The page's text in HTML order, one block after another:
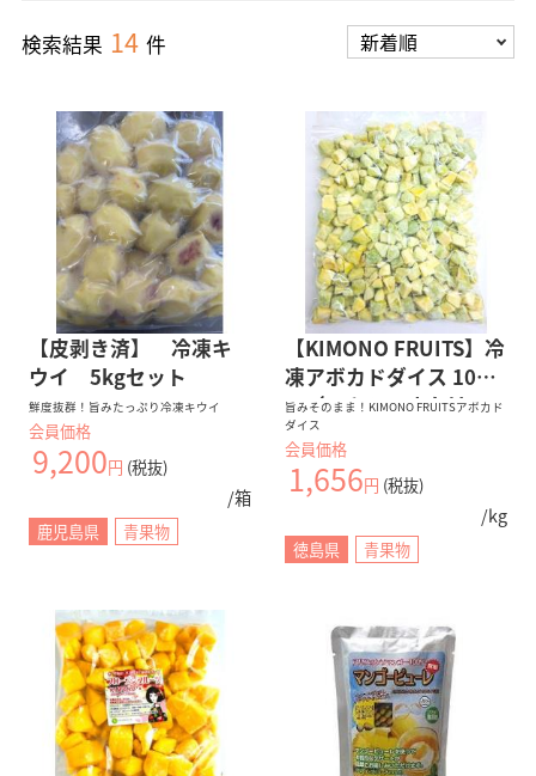
検索結果 14 件
【皮剥き済】 冷凍キ
ウイ 5kgセット
鮮度抜群！旨みたっぷり冷凍キウイ
会員価格
9,200円 (税抜)
/箱
鹿児島県 青果物
【KIMONO FRUITS】冷
凍アボカドダイス 1000
ｇ（メキシコまたはペ
ルー産）
旨みそのまま！KIMONO FRUITSアボカド
ダイス
会員価格
1,656円 (税抜)
/kg
徳島県 青果物